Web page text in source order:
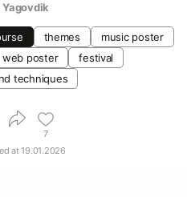
Yagovdik
themes
music poster
web poster
festival
techniques
7
at19.01.2026